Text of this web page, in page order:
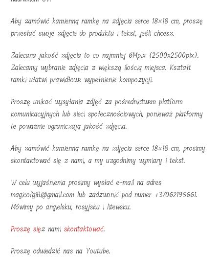
Aby zamówić kamienną ramkę na zdjęcia serce 18×18 cm, proszę
przesłać swoje zdjęcie do produktu i tekst, jeśli chcesz.
Zalecana jakość zdjęcia to co najmniej 6Mpix (2500x2500pix).
Zalecamy wybranie zdjęcia z większą ilością miejsca. Kształt
ramki ułatwi prawidłowe wypełnienie kompozycji.
Proszę unikać wysyłania zdjęć za pośrednictwem platform
komunikacyjnych lub sieci społecznościowych, ponieważ platformy
te poważnie ograniczają jakość zdjęcia.
Aby zamówić kamienną ramkę na zdjęcia serce 18×18 cm, prosimy
skontaktować się z nami, a my uzgodnimy wymiary i tekst.
W celu wyjaśnienia prosimy wysłać e-mail na adres
magicofgift@gmail.com lub zadzwonić pod numer +37062195661.
Mówimy po angielsku, rosyjsku i litewsku.
Proszę sięz namiskontaktować.
Proszę odwiedzić nas na Youtube.